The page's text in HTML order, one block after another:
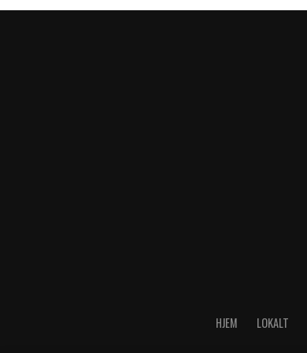
HJEM LOKALT